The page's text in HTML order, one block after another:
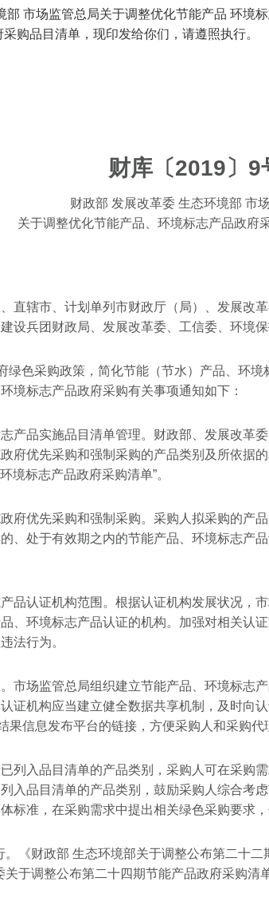
部 市场监管总局关于调整优化节能产品 环境
购品目清单，现印发给你们，请遵照执行。
财库〔2019〕9
财政部 发展改革委 生态环境部 市
关于调整优化节能产品、环境标志产品政府
直辖市、计划单列市财政厅（局）、发展改
设兵团财政局、发展改革委、工信委、环境
绿色采购政策，简化节能（节水）产品、环
境标志产品政府采购有关事项通知如下：
产品实施品目清单管理。财政部、发展改革
府优先采购和强制采购的产品类别及所依据
境标志产品政府采购清单”。
府优先采购和强制采购。采购人拟采购的产
、处于有效期之内的节能产品、环境标志产
品认证机构范围。根据认证机构发展状况，
、环境标志产品认证的机构。加强对相关认
法行为。
市场监管总局组织建立节能产品、环境标志
证机构应当建立健全数据共享机制，及时向
果信息发布平台的链接，方便采购人和采购
列入品目清单的产品类别，采购人可在采购
入品目清单的产品类别，鼓励采购人综合考
标准，在采购需求中提出相关绿色采购要求，
《财政部 生态环境部关于调整公布第二十
于调整公布第二十四期节能产品政府采购清